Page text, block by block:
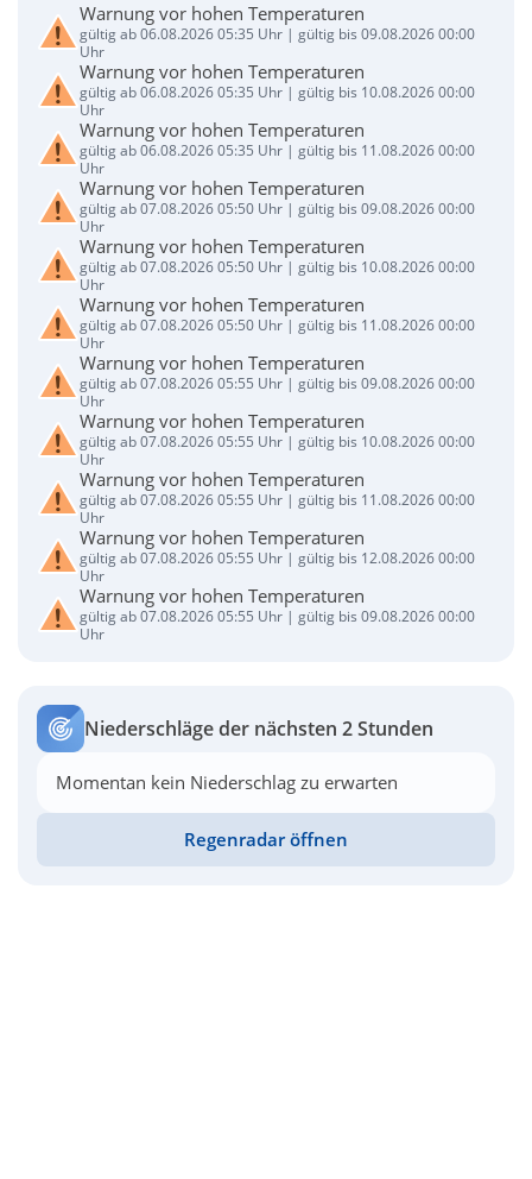
Warnung vor hohen Temperaturen
gültig ab 06.08.2026 05:35 Uhr | gültig bis 09.08.2026 00:00
Uhr
Warnung vor hohen Temperaturen
gültig ab 06.08.2026 05:35 Uhr | gültig bis 10.08.2026 00:00
Uhr
Warnung vor hohen Temperaturen
gültig ab 06.08.2026 05:35 Uhr | gültig bis 11.08.2026 00:00
Uhr
Warnung vor hohen Temperaturen
gültig ab 07.08.2026 05:50 Uhr | gültig bis 09.08.2026 00:00
Uhr
Warnung vor hohen Temperaturen
gültig ab 07.08.2026 05:50 Uhr | gültig bis 10.08.2026 00:00
Uhr
Warnung vor hohen Temperaturen
gültig ab 07.08.2026 05:50 Uhr | gültig bis 11.08.2026 00:00
Uhr
Warnung vor hohen Temperaturen
gültig ab 07.08.2026 05:55 Uhr | gültig bis 09.08.2026 00:00
Uhr
Warnung vor hohen Temperaturen
gültig ab 07.08.2026 05:55 Uhr | gültig bis 10.08.2026 00:00
Uhr
Warnung vor hohen Temperaturen
gültig ab 07.08.2026 05:55 Uhr | gültig bis 11.08.2026 00:00
Uhr
Warnung vor hohen Temperaturen
gültig ab 07.08.2026 05:55 Uhr | gültig bis 12.08.2026 00:00
Uhr
Warnung vor hohen Temperaturen
gültig ab 07.08.2026 05:55 Uhr | gültig bis 09.08.2026 00:00
Uhr
Niederschläge der nächsten 2 Stunden
Momentan kein Niederschlag zu erwarten
Regenradar öffnen